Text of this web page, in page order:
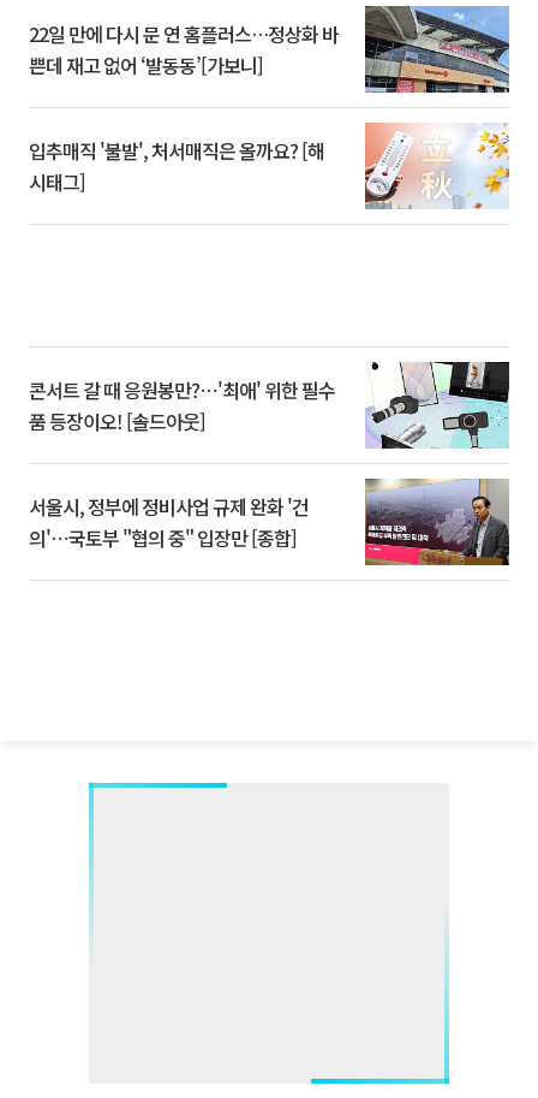
22일 만에 다시 문 연 홈플러스…정상화 바
쁜데 재고 없어 ‘발동동’[가보니]
입추매직 '불발', 처서매직은 올까요? [해
시태그]
콘서트 갈 때 응원봉만?⋯'최애' 위한 필수
품 등장이오! [솔드아웃]
서울시, 정부에 정비사업 규제 완화 '건
의'⋯국토부 "협의 중" 입장만 [종합]